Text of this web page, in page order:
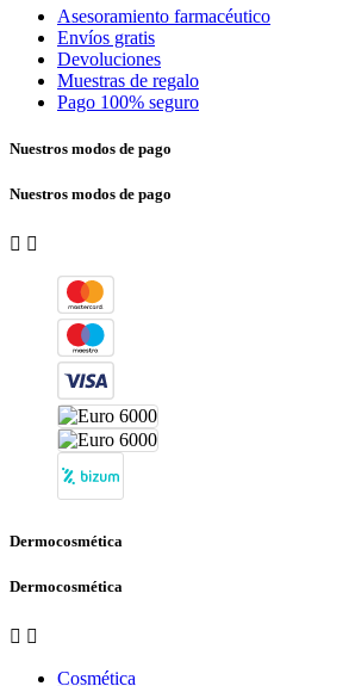
Asesoramiento farmacéutico
Envíos gratis
Devoluciones
Muestras de regalo
Pago 100% seguro
Nuestros modos de pago
Nuestros modos de pago
 
Dermocosmética
Dermocosmética
 
Cosmética